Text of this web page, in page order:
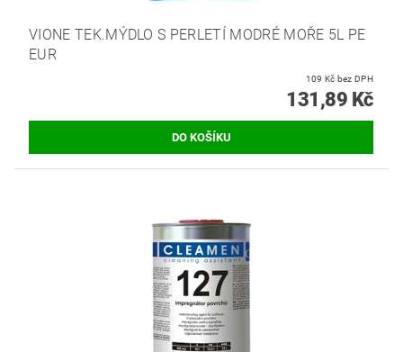
VIONE TEK.MÝDLO S PERLETÍ MODRÉ MOŘE 5L PE
EUR
109 Kč bez DPH
131,89 Kč